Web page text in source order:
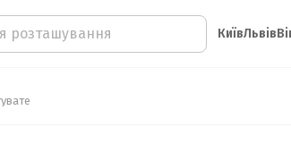
КиївЛьвів